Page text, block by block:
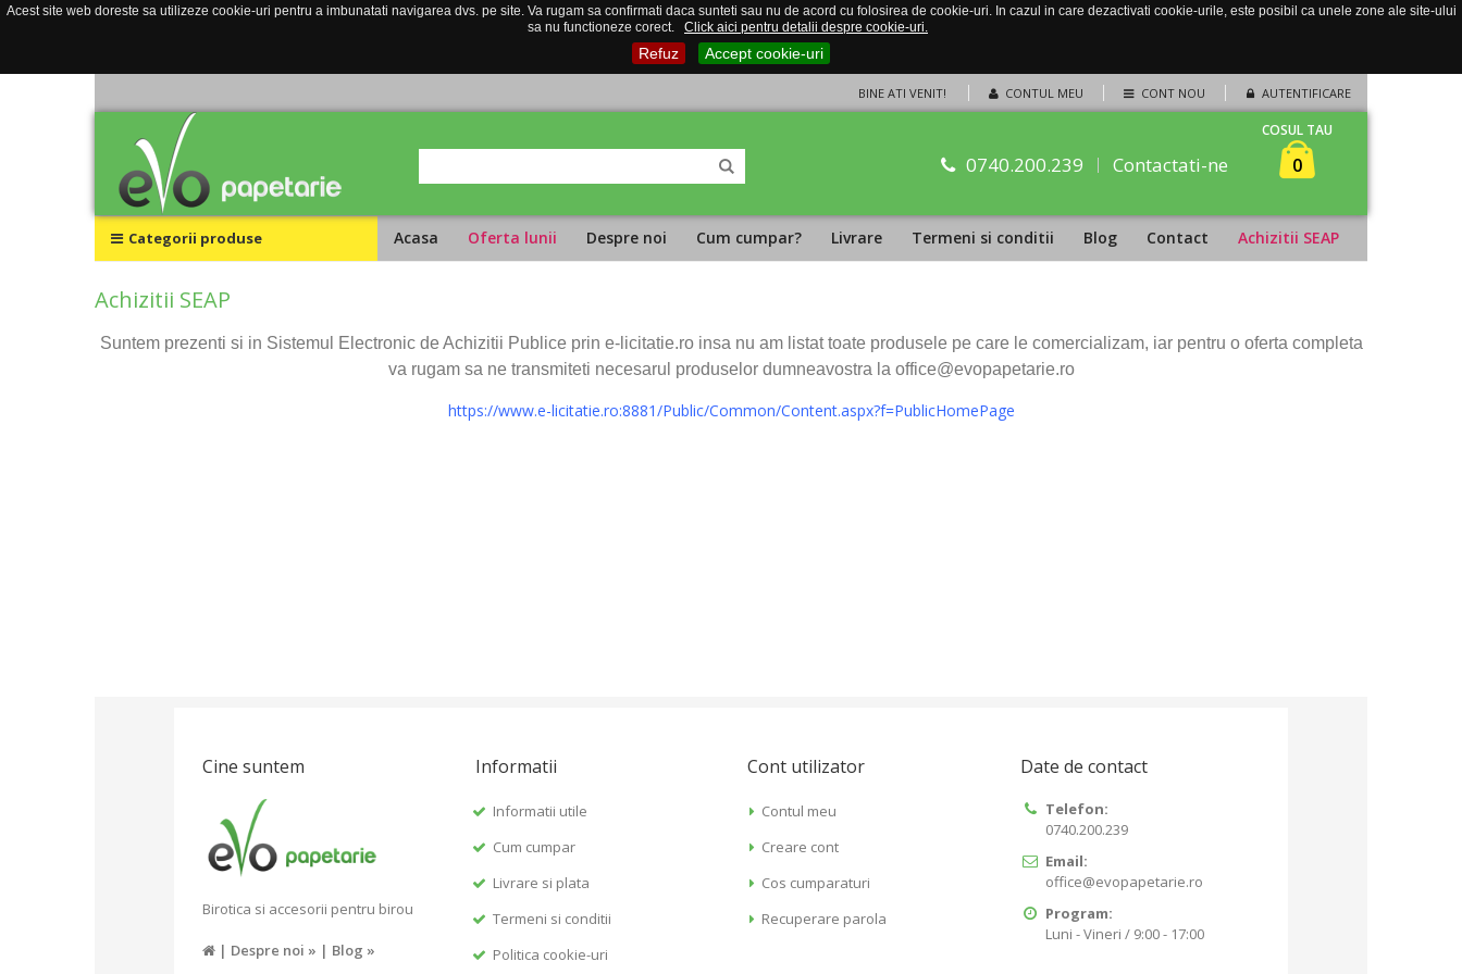
Acest site web doreste sa utilizeze cookie-uri pentru a imbunatati navigarea dvs. pe site. Va rugam sa confirmati daca sunteti sau nu de acord cu folosirea de cookie-uri. In cazul in care dezactivati cookie-urile, este posibil ca unele zone ale site-ului
sa nu functioneze corect.
Click aici pentru detalii despre cookie-uri.
Refuz Accept cookie-uri
CONTUL MEU CONT NOU AUTENTIFICARE
BINE ATI VENIT!
0740.200.239 Contactati-ne
COSUL TAU
0
Categorii produse Acasa Oferta lunii Despre noi Cum cumpar? Livrare Termeni si conditii Blog Contact Achizitii SEAP
Achizitii SEAP
Suntem prezenti si in Sistemul Electronic de Achizitii Publice prin e-licitatie.ro insa nu am listat toate produsele pe care le comercializam, iar pentru o oferta completa
va rugam sa ne transmiteti necesarul produselor dumneavostra la office@evopapetarie.ro
https://www.e-licitatie.ro:8881/Public/Common/Content.aspx?f=PublicHomePage
Cine suntem
Birotica si accesorii pentru birou
| Despre noi » | Blog »
Informatii
Informatii utile
Cum cumpar
Livrare si plata
Termeni si conditii
Politica cookie-uri
Cont utilizator
Contul meu
Creare cont
Cos cumparaturi
Recuperare parola
Date de contact
Telefon:
0740.200.239
Email:
office@evopapetarie.ro
Program:
Luni - Vineri / 9:00 - 17:00